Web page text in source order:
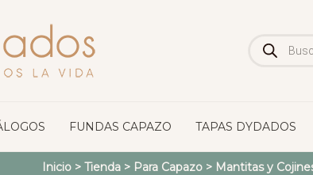
de
productos
FUNDAS CAPAZO TAPAS DYDADOS
Inicio> Tienda> Para Capazo> Mantitas y